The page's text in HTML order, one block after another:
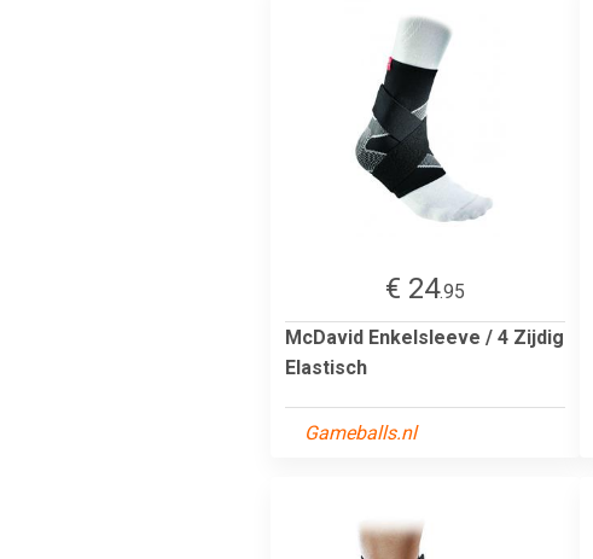
€ 24.95
McDavid Enkelsleeve / 4 Zijdig
Elastisch
Gameballs.nl